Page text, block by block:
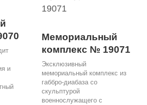
и
Мемориальный
комплекс № 19071
Эксклюзивный
мемориальный комплекс из
габбро-диабаза со
скульптурой
военнослужащего с